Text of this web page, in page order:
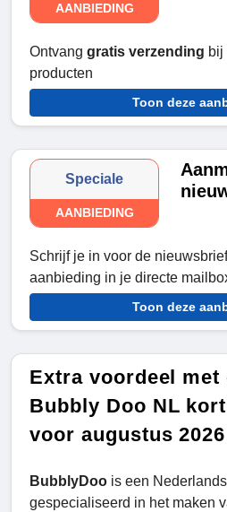
AANBIEDING
Ontvang gratis verzending bij
producten
Toon deze
Speciale
AANBIEDING
Schrijf je in voor de
aanbieding in je directe
Toon deze
Extra voordeel met
Bubbly Doo NL
voor augustus 2026
BubblyDoo is een
gespecialiseerd in het maken